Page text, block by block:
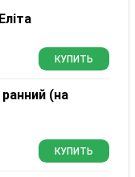
КУПИТЬ
(на
КУПИТЬ